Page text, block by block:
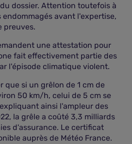
dossier. Attention toutefois à
endommagés avant l'expertise,
preuves.
une attestation pour
fait effectivement partie des
l'épisode climatique violent.
que si un grêlon de 1 cm de
50 km/h, celui de 5 cm se
ainsi l'ampleur des
la grêle a coûté 3,3 milliards
d'assurance. Le certificat
auprès de Météo France.